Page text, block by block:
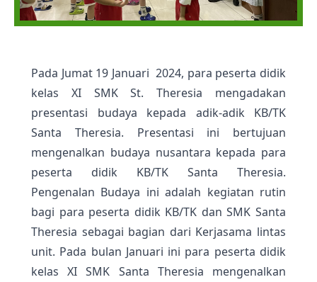
Pada Jumat 19 Januari 2024, para peserta didik
kelas XI SMK St. Theresia mengadakan
presentasi budaya kepada adik-adik KB/TK
Santa Theresia. Presentasi ini bertujuan
mengenalkan budaya nusantara kepada para
peserta didik KB/TK Santa Theresia.
Pengenalan Budaya ini adalah kegiatan rutin
bagi para peserta didik KB/TK dan SMK Santa
Theresia sebagai bagian dari Kerjasama lintas
unit. Pada bulan Januari ini para peserta didik
kelas XI SMK Santa Theresia mengenalkan